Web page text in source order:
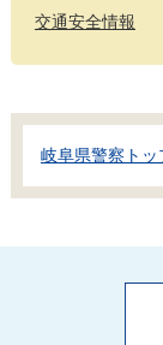
交通安全情報
岐阜県警察トッ